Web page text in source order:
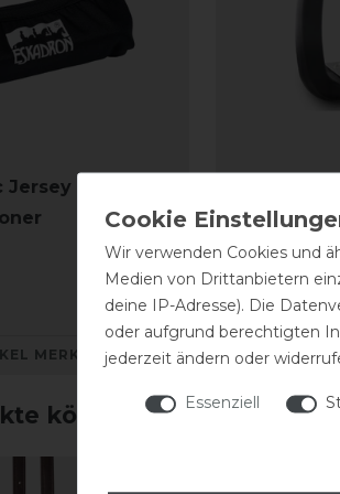
Jersey St-Cover
MERKEN
Rider
198,00 € *
1 Paar
könnten dich auch
Wir verwenden Cookies und
Medien von Drittanbietern
deine IP-Adresse). Die
oder aufgrund berechtigten
jederzeit ändern oder
Essenziell